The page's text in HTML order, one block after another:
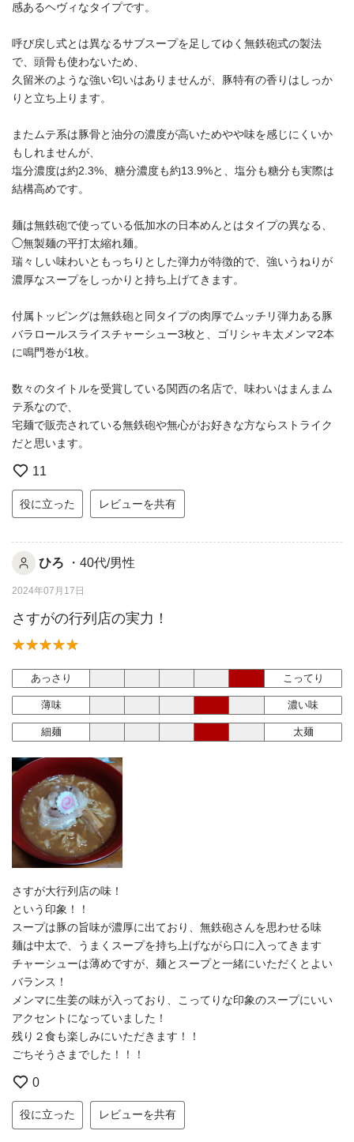
感あるヘヴィなタイプです。
呼び戻し式とは異なるサブスープを足してゆく無鉄砲式の製法
で、頭骨も使わないため、
久留米のような強い匂いはありませんが、豚特有の香りはしっか
りと立ち上ります。
またムテ系は豚骨と油分の濃度が高いためやや味を感じにくいか
もしれませんが、
塩分濃度は約2.3%、糖分濃度も約13.9%と、塩分も糖分も実際は
結構高めです。
麺は無鉄砲で使っている低加水の日本めんとはタイプの異なる、
◯無製麺の平打太縮れ麺。
瑞々しい味わいともっちりとした弾力が特徴的で、強いうねりが
濃厚なスープをしっかりと持ち上げてきます。
付属トッピングは無鉄砲と同タイプの肉厚でムッチリ弾力ある豚
バラロールスライスチャーシュー3枚と、ゴリシャキ太メンマ2本
に鳴門巻が1枚。
数々のタイトルを受賞している関西の名店で、味わいはまんまム
テ系なので、
宅麺で販売されている無鉄砲や無心がお好きな方ならストライク
だと思います。
11
役に立った レビューを共有
ひろ ・40代/男性
2024年07月17日
さすがの行列店の実力！
あっさり こってり
薄味 濃い味
細麺 太麺
さすが大行列店の味！
という印象！！
スープは豚の旨味が濃厚に出ており、無鉄砲さんを思わせる味
麺は中太で、うまくスープを持ち上げながら口に入ってきます
チャーシューは薄めですが、麺とスープと一緒にいただくとよい
バランス！
メンマに生姜の味が入っており、こってりな印象のスープにいい
アクセントになっていました！
残り２食も楽しみにいただきます！！
ごちそうさまでした！！！
0
役に立った レビューを共有